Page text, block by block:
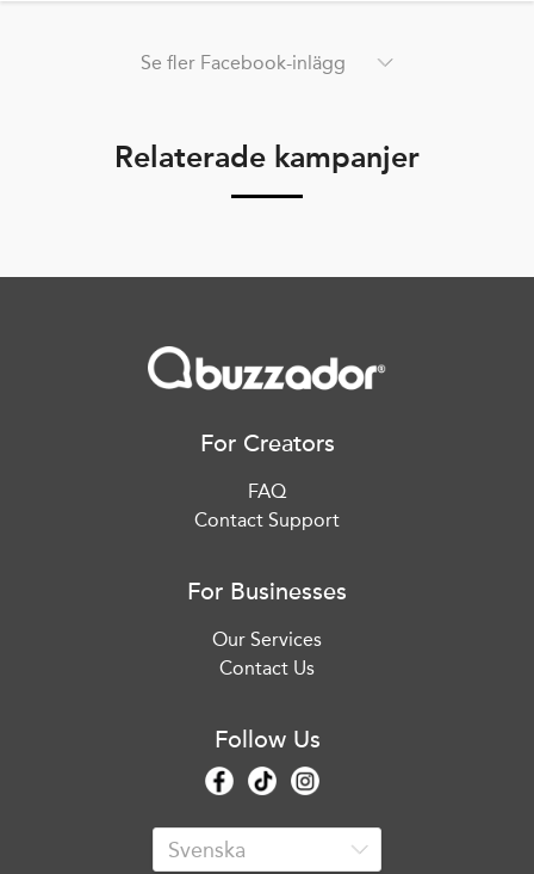
Se fler Facebook-inlägg
Relaterade kampanjer
For Creators
FAQ
Contact Support
For Businesses
Our Services
Contact Us
Follow Us